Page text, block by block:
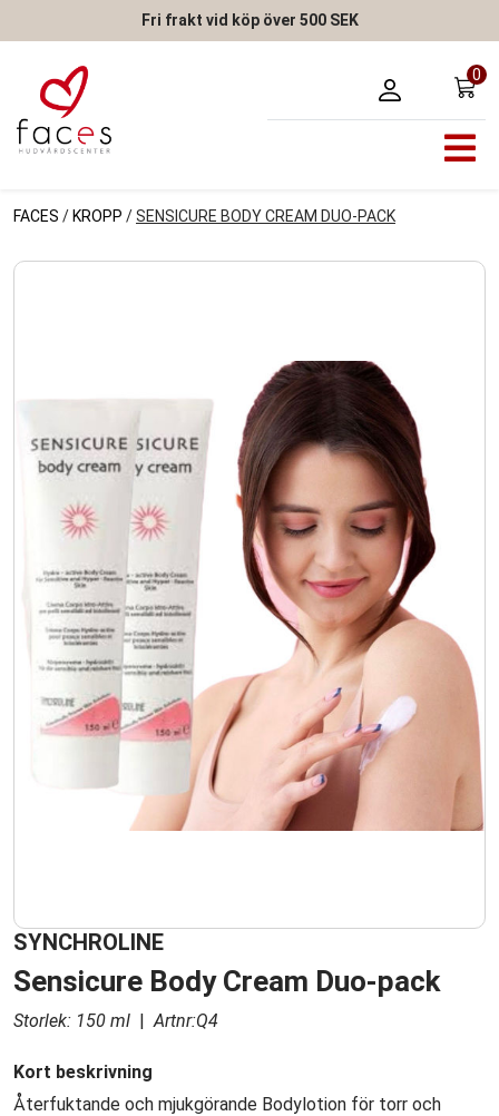
Fri frakt vid köp över 500 SEK
0
FACES / KROPP /SENSICURE BODY CREAM DUO-PACK
SYNCHROLINE
Sensicure Body Cream Duo-pack
Storlek: 150 ml | Artnr:Q4
Kort beskrivning
Återfuktande och mjukgörande Bodylotion för torr och